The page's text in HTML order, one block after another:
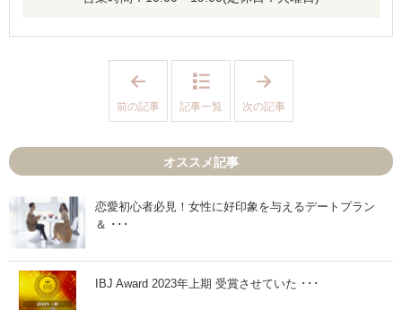
引
典
！
表
道
オ
ー
前の記事 記事一覧
ー
成
の
訣
！
た
次の記事
オススメ記事
恋愛初心者必見！女性に好印象を与えるデートプラン
＆ ･･･
IBJ Award 2023年上期 受賞させていた ･･･